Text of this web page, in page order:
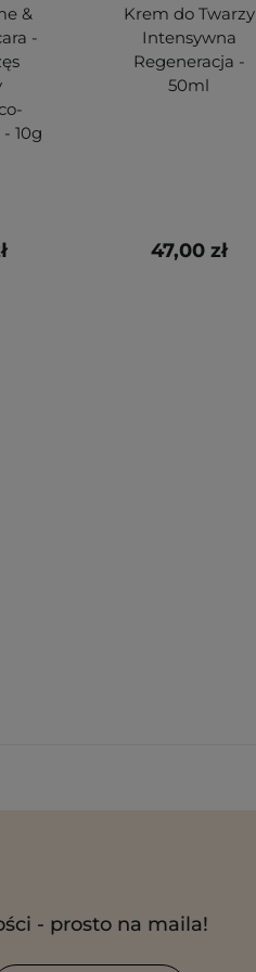
&
-
10g
Krem do Twarzy
Intensywna
Regeneracja -
50ml
47,00 zł
- prosto na maila!